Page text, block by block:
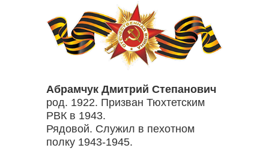
Абрамчук Дмитрий Степанович
род. 1922. Призван Тюхтетским
РВК в 1943.
Рядовой. Служил в пехотном
полку 1943-1945.